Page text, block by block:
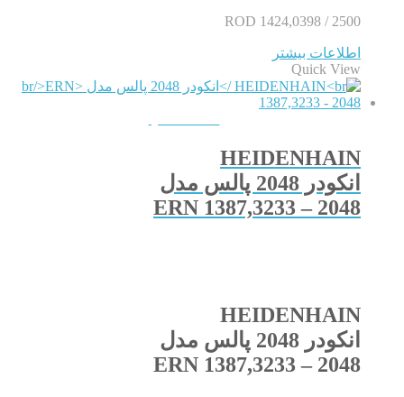
ROD 1424,0398 / 2500
اطلاعات بیشتر
Quick View
HEIDENHAIN
انکودر 2048 پالس مدل
ERN 1387,3233 – 2048
HEIDENHAIN
انکودر 2048 پالس مدل
ERN 1387,3233 – 2048